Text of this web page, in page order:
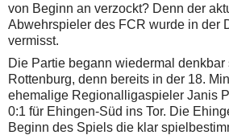
von Beginn an verzockt? Denn der
Abwehrspieler des FCR wurde in der
vermisst.
Die Partie begann wiedermal denkbar
Rottenburg, denn bereits in der 18.
ehemalige Regionalligaspieler Janis
0:1 für Ehingen-Süd ins Tor. Die
Beginn des Spiels die klar